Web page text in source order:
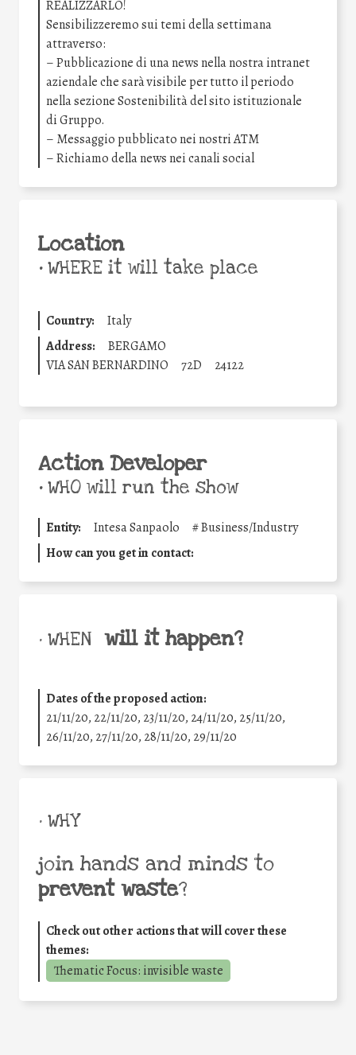
REALIZZARLO!
Sensibilizzeremo sui temi della settimana
attraverso:
– Pubblicazione di una news nella nostra intranet
aziendale che sarà visibile per tutto il periodo
nella sezione Sostenibilità del sito istituzionale
di Gruppo.
– Messaggio pubblicato nei nostri ATM
– Richiamo della news nei canali social
Location
•WHERE it will take place
Country:
Italy
Address:
BERGAMO
VIA SAN BERNARDINO
72D 24122
Action Developer
•WHO will run the show
Entity: Intesa Sanpaolo #Business/Industry
How can you get in contact:
• WHEN will it happen?
Dates of the proposed action:
21/11/20, 22/11/20, 23/11/20, 24/11/20, 25/11/20,
26/11/20, 27/11/20, 28/11/20, 29/11/20
• WHY
join hands and minds to
prevent waste?
Check out other actions that will cover these
themes:
Thematic Focus: invisible waste